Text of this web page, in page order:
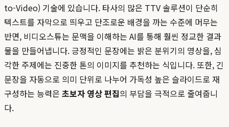
to-Video) 기술에 있습니다. 타사의 많은 TTV 솔루션이 단순히
텍스트를 자막으로 띄우고 단조로운 배경을 까는 수준에 머무는
반면, 비디오스튜는 문맥을 이해하는 AI를 통해 훨씬 정교한 결과
물을 만들어냅니다. 긍정적인 문장에는 밝은 분위기의 영상을, 심
각한 주제에는 진중한 톤의 이미지를 추천하는 식입니다. 또한, 긴
문장을 자동으로 의미 단위로 나누어 가독성 높은 슬라이드로 재
구성하는 능력은 초보자 영상 편집의 부담을 극적으로 줄여줍니
다.